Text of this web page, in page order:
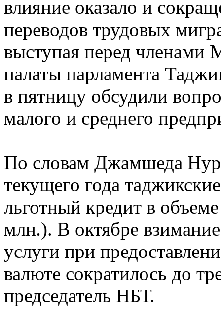
влияние оказало и
переводов трудовых
выступая перед
палаты парламента
в пятницу обсудили
малого и среднего
По словам Джамшеда
текущего года
льготный кредит в
млн.). В октябре
услуги при
валюте сократилось до
председатель НБТ.